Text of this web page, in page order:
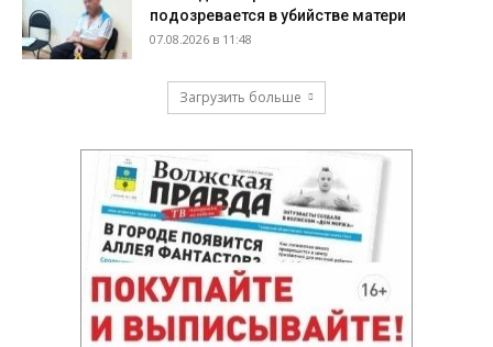
подозревается в убийстве матери
07.08.2026 в 11:48
Загрузить больше